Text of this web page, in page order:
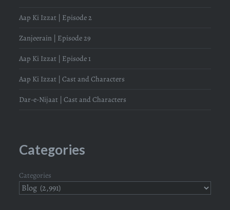
Aap Ki Izzat | Episode 2
Zanjeerain | Episode 29
Aap Ki Izzat | Episode 1
Aap Ki Izzat | Cast and Characters
Dar-e-Nijaat | Cast and Characters
Categories
Categories